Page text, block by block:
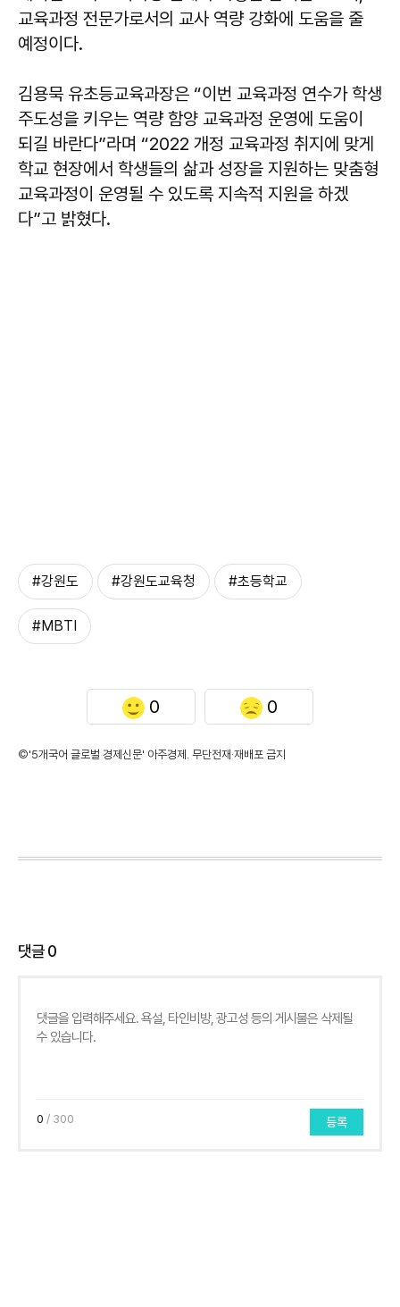
교육과정 전문가로서의 교사 역량 강화에 도움을 줄
예정이다.
김용묵 유초등교육과장은 “이번 교육과정 연수가 학생
주도성을 키우는 역량 함양 교육과정 운영에 도움이
되길 바란다”라며 “2022 개정 교육과정 취지에 맞게
학교 현장에서 학생들의 삶과 성장을 지원하는 맞춤형
교육과정이 운영될 수 있도록 지속적 지원을 하겠
다”고 밝혔다.
#강원도 #강원도교육청 #초등학교
#MBTI
0 0
©'5개국어 글로벌 경제신문' 아주경제. 무단전재·재배포 금지
댓글0
0 / 300 등록